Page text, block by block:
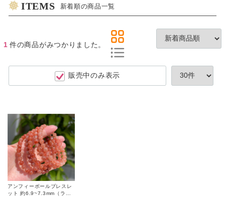
ITEMS 新着順の商品一覧
1 件の商品がみつかりました。
販売中のみ表示
アンフィーボールブレスレ
ット 約6.9~7.3mm（ラン